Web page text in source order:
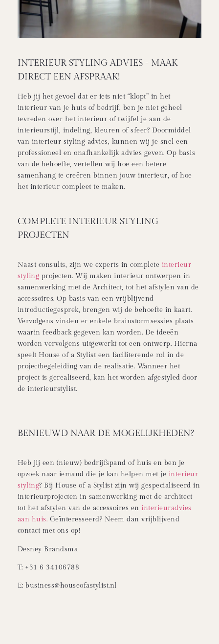
INTERIEUR STYLING ADVIES - MAAK
DIRECT EEN AFSPRAAK!
Heb jij het gevoel dat er iets niet “klopt” in het
interieur van je huis of bedrijf, ben je niet geheel
tevreden over het interieur of twijfel je aan de
interieurstijl, indeling, kleuren of sfeer? Doormiddel
van interieur styling advies, kunnen wij je snel een
professioneel en onafhankelijk advies geven. Op basis
van de behoefte, vertellen wij hoe een betere
samenhang te creëren binnen jouw interieur, of hoe
het interieur compleet te maken.
COMPLETE INTERIEUR STYLING
PROJECTEN
Naast consults, zijn we experts in complete interieur
styling projecten. Wij maken interieur ontwerpen in
samenwerking met de Architect, tot het afstylen van de
accessoires. Op basis van een vrijblijvend
introductiegesprek, brengen wij de behoefte in kaart.
Vervolgens vinden er enkele brainstormsessies plaats
waarin feedback gegeven kan worden. De ideeën
worden vervolgens uitgewerkt tot een ontwerp. Hierna
speelt House of a Stylist een faciliterende rol in de
projectbegeleiding van de realisatie. Wanneer het
project is gerealiseerd, kan het worden afgestyled door
de interieurstylist.
BENIEUWD NAAR DE MOGELIJKHEDEN?
Heb jij een (nieuw) bedrijfspand of huis en ben je
opzoek naar iemand die je kan helpen met je interieur
styling? Bij House of a Stylist zijn wij gespecialiseerd in
interieurprojecten in samenwerking met de architect
tot het afstylen van de accessoires en interieuradvies
aan huis. Geïnteresseerd? Neem dan vrijblijvend
contact met ons op!
Desney Brandsma
T: +31 6 34106788
E: business@houseofastylist.nl